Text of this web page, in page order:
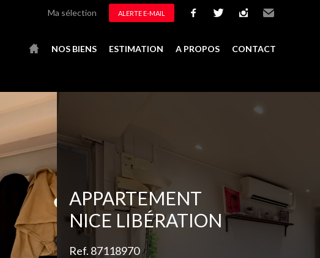
Ma sélection ALERTE E-MAIL
NOS BIENS ESTIMATION A PROPOS CONTACT
APPARTEMENT
NICE LIBÉRATION
Ref. 87118970